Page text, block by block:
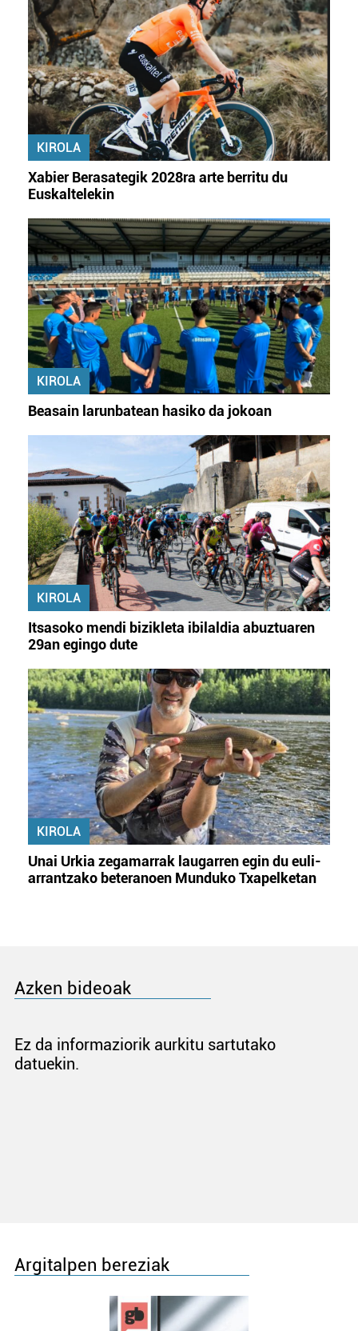
KIROLA
Xabier Berasategik 2028ra arte berritu du
Euskaltelekin
KIROLA
Beasain larunbatean hasiko da jokoan
KIROLA
Itsasoko mendi bizikleta ibilaldia abuztuaren
29an egingo dute
KIROLA
Unai Urkia zegamarrak laugarren egin du euli-
arrantzako beteranoen Munduko Txapelketan
Azken bideoak
Ez da informaziorik aurkitu sartutako
datuekin.
Argitalpen bereziak